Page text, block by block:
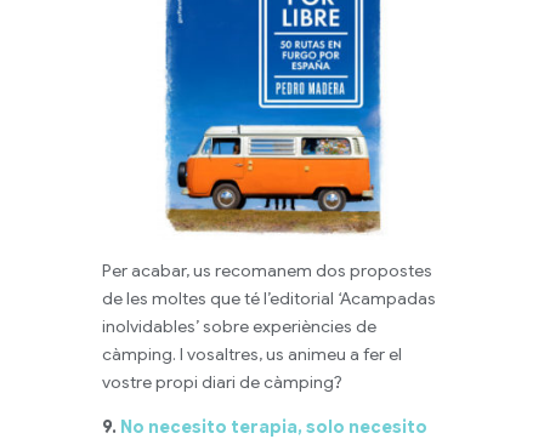
Per acabar, us recomanem dos propostes
de les moltes que té l’editorial ‘Acampadas
inolvidables’ sobre experiències de
càmping. I vosaltres, us animeu a fer el
vostre propi diari de càmping?
9. No necesito terapia, solo necesito